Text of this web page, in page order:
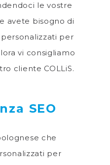
le vostre
avete bisogno di
per
vi consigliamo
cliente COLLiS.
SEO
che
per